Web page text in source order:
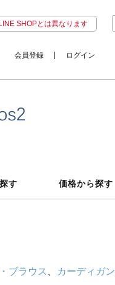
SHOPとは異なります
会員登録 ログイン
す 価格から探す
ブラウス カーディガン